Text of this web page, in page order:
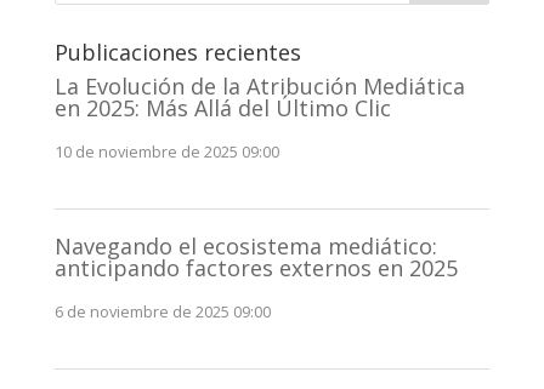
Publicaciones recientes
La Evolución de la Atribución Mediática
en 2025: Más Allá del Último Clic
10 de noviembre de 2025 09:00
Navegando el ecosistema mediático:
anticipando factores externos en 2025
6 de noviembre de 2025 09:00